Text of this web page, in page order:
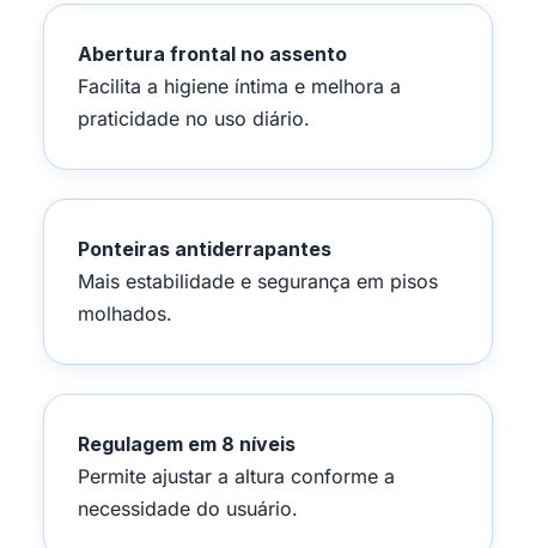
Abertura frontal no assento
Facilita a higiene íntima e melhora a
praticidade no uso diário.
Ponteiras antiderrapantes
Mais estabilidade e segurança em pisos
molhados.
Regulagem em 8 níveis
Permite ajustar a altura conforme a
necessidade do usuário.